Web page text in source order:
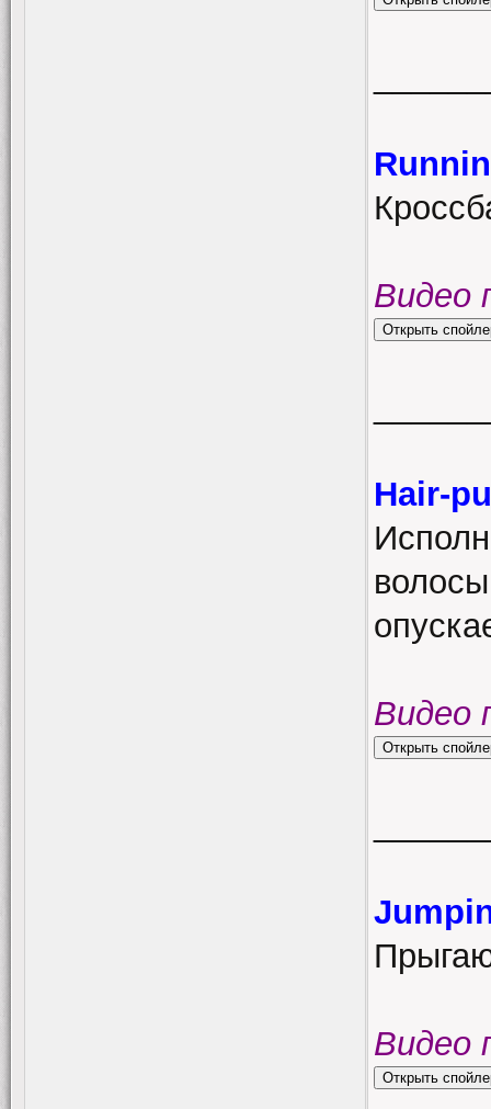
Видео
Hair-
Видео
Видео